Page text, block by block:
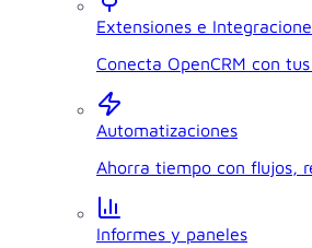
Extensiones e
Conecta OpenCRM con
Automatizaciones
Ahorra tiempo con flujos,
Informes y paneles